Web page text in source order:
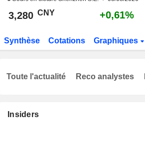
3,280 CNY +0,61%
Synthèse Cotations Graphiques
Insiders
Toute l'actualité Reco analystes